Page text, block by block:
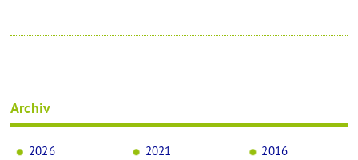
Archiv
2026
2021
2016